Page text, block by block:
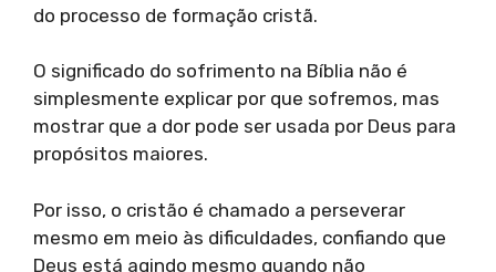
do processo de formação cristã.
O significado do sofrimento na Bíblia não é
simplesmente explicar por que sofremos, mas
mostrar que a dor pode ser usada por Deus para
propósitos maiores.
Por isso, o cristão é chamado a perseverar
mesmo em meio às dificuldades, confiando que
Deus está agindo mesmo quando não